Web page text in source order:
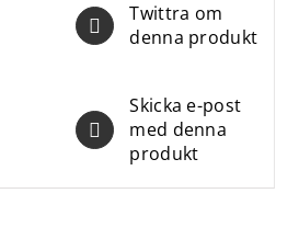
Twittra om
denna produkt
Skicka e-post
med denna
produkt